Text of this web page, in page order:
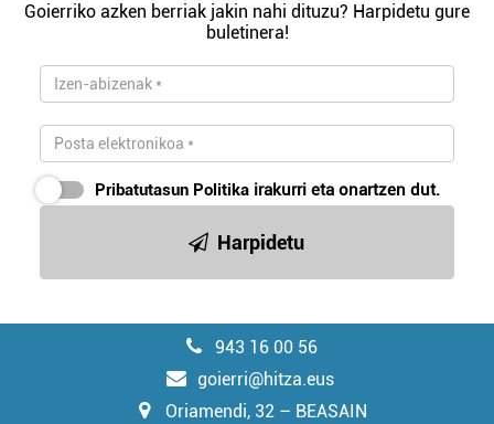
Goierriko azken berriak jakin nahi dituzu? Harpidetu gure
buletinera!
Pribatutasun Politika irakurri eta onartzen dut.
Harpidetu
943 16 00 56
goierri@hitza.eus
Oriamendi, 32 – BEASAIN